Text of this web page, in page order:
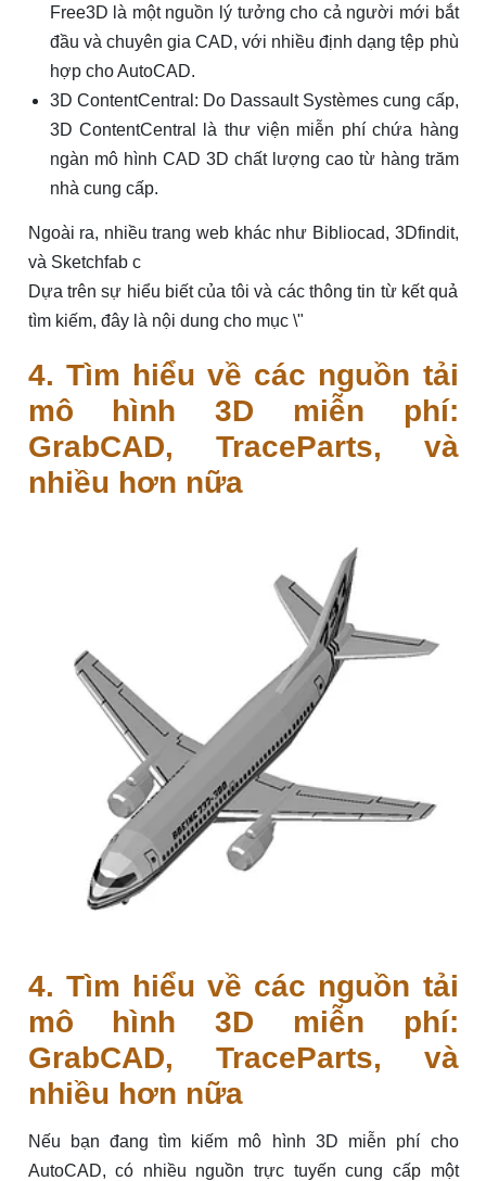
Free3D là một nguồn lý tưởng cho cả người mới bắt
đầu và chuyên gia CAD, với nhiều định dạng tệp phù
hợp cho AutoCAD.
3D ContentCentral: Do Dassault Systèmes cung cấp,
3D ContentCentral là thư viện miễn phí chứa hàng
ngàn mô hình CAD 3D chất lượng cao từ hàng trăm
nhà cung cấp.
Ngoài ra, nhiều trang web khác như Bibliocad, 3Dfindit,
và Sketchfab c
Dựa trên sự hiểu biết của tôi và các thông tin từ kết quả
tìm kiếm, đây là nội dung cho mục \"
4. Tìm hiểu về các nguồn tải
mô hình 3D miễn phí:
GrabCAD, TraceParts, và
nhiều hơn nữa
4. Tìm hiểu về các nguồn tải
mô hình 3D miễn phí:
GrabCAD, TraceParts, và
nhiều hơn nữa
Nếu bạn đang tìm kiếm mô hình 3D miễn phí cho
AutoCAD, có nhiều nguồn trực tuyến cung cấp một